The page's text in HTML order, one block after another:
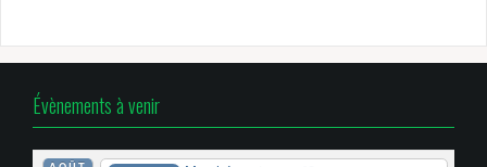
Évènements à venir